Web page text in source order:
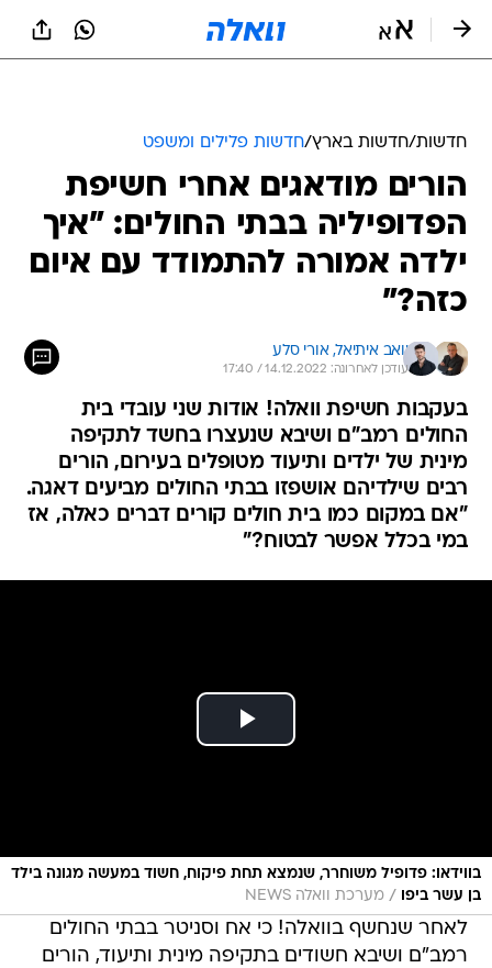
חדשות/חדשות בארץ/חדשות פלילים ומשפט
הורים מודאגים אחרי חשיפת
הפדופיליה בבתי החולים: "איך
ילדה אמורה להתמודד עם איום
כזה?"
יואב איתיאל, אורי סלע
עודכן לאחרונה: 14.12.2022 / 17:40
בעקבות חשיפת וואלה! אודות שני עובדי בית
החולים רמב"ם ושיבא שנעצרו בחשד לתקיפה
מינית של ילדים ותיעוד מטופלים בעירום, הורים
רבים שילדיהם אושפזו בבתי החולים מביעים דאגה.
"אם במקום כמו בית חולים קורים דברים כאלה, אז
במי בכלל אפשר לבטוח?"
בווידאו: פדופיל משוחרר, שנמצא תחת פיקוח, חשוד במעשה מגונה בילד
בן עשר ביפו
/ מערכת וואלה NEWS
לאחר שנחשף בוואלה! כי אח וסניטר בבתי החולים
רמב"ם ושיבא חשודים בתקיפה מינית ותיעוד, הורים